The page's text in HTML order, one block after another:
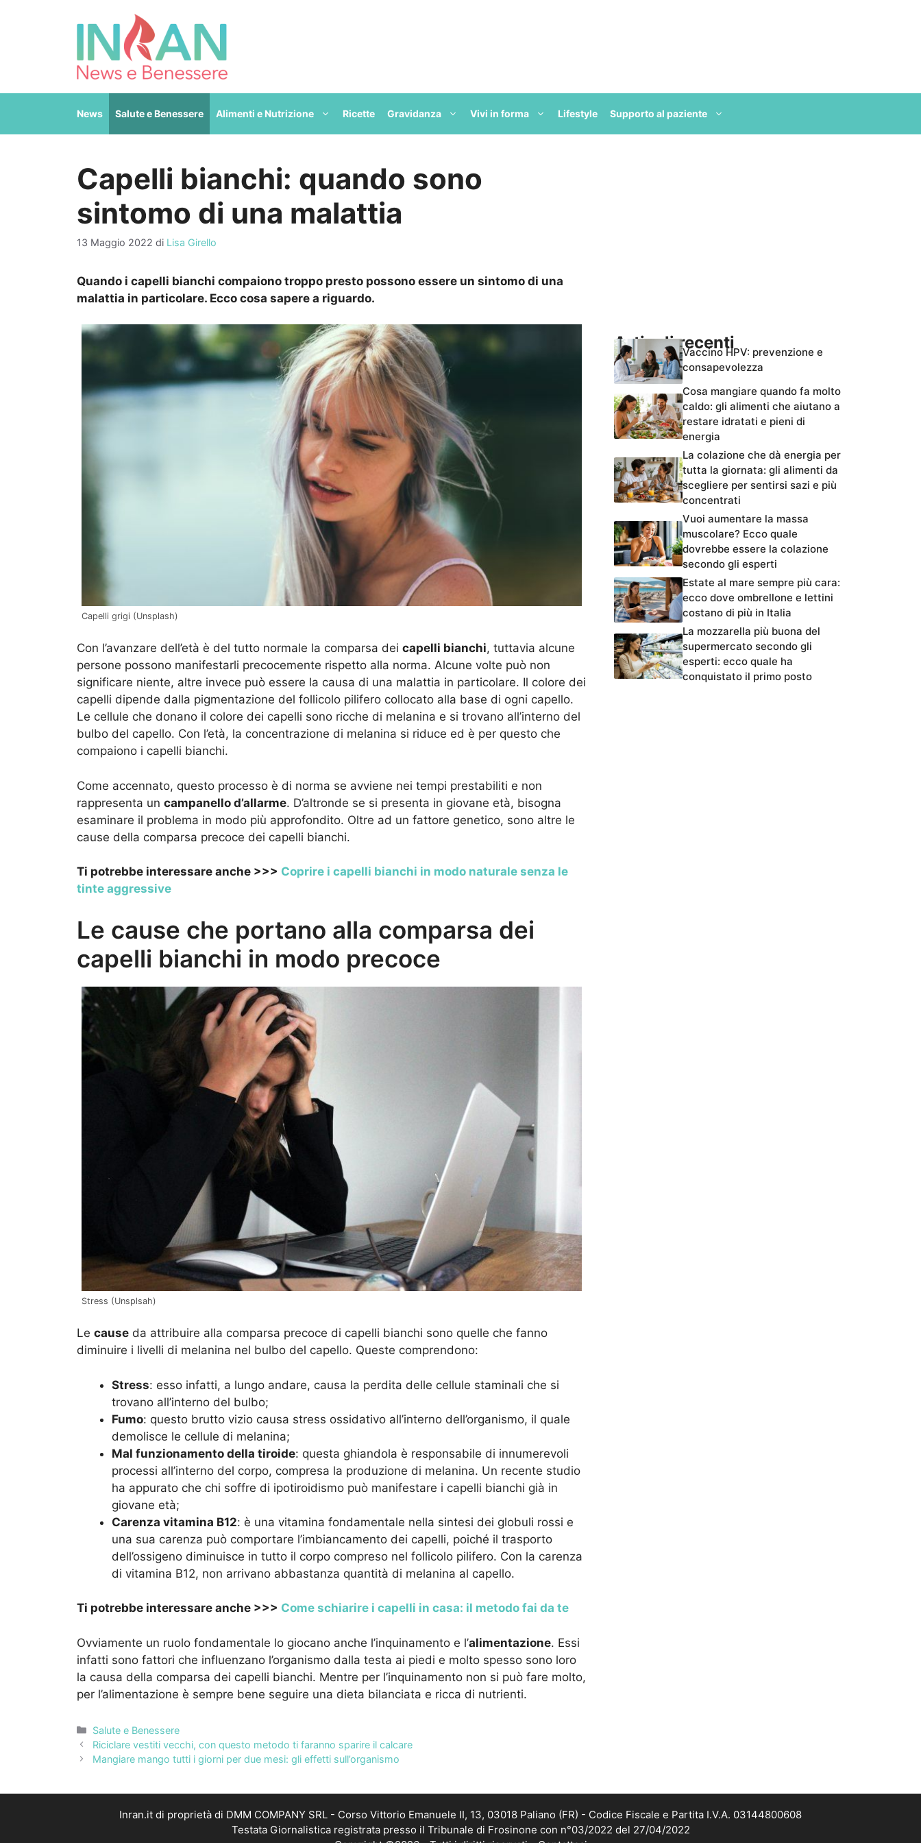
News Salute e Benessere Alimenti e Nutrizione Ricette Gravidanza Vivi in forma Lifestyle Supporto al paziente
Capelli bianchi: quando sono
sintomo di una malattia
13 Maggio 2022 di Lisa Girello
Quando i capelli bianchi compaiono troppo presto possono essere un sintomo di una
malattia in particolare. Ecco cosa sapere a riguardo.
Capelli grigi (Unsplash)
Con l’avanzare dell’età è del tutto normale la comparsa dei capelli bianchi, tuttavia alcune
persone possono manifestarli precocemente rispetto alla norma. Alcune volte può non
significare niente, altre invece può essere la causa di una malattia in particolare. Il colore dei
capelli dipende dalla pigmentazione del follicolo pilifero collocato alla base di ogni capello.
Le cellule che donano il colore dei capelli sono ricche di melanina e si trovano all’interno del
bulbo del capello. Con l’età, la concentrazione di melanina si riduce ed è per questo che
compaiono i capelli bianchi.
Come accennato, questo processo è di norma se avviene nei tempi prestabiliti e non
rappresenta un campanello d’allarme. D’altronde se si presenta in giovane età, bisogna
esaminare il problema in modo più approfondito. Oltre ad un fattore genetico, sono altre le
cause della comparsa precoce dei capelli bianchi.
Ti potrebbe interessare anche >>> Coprire i capelli bianchi in modo naturale senza le
tinte aggressive
Le cause che portano alla comparsa dei
capelli bianchi in modo precoce
Stress (Unsplsah)
Le cause da attribuire alla comparsa precoce di capelli bianchi sono quelle che fanno
diminuire i livelli di melanina nel bulbo del capello. Queste comprendono:
Stress: esso infatti, a lungo andare, causa la perdita delle cellule staminali che si
trovano all’interno del bulbo;
Fumo: questo brutto vizio causa stress ossidativo all’interno dell’organismo, il quale
demolisce le cellule di melanina;
Mal funzionamento della tiroide: questa ghiandola è responsabile di innumerevoli
processi all’interno del corpo, compresa la produzione di melanina. Un recente studio
ha appurato che chi soffre di ipotiroidismo può manifestare i capelli bianchi già in
giovane età;
Carenza vitamina B12: è una vitamina fondamentale nella sintesi dei globuli rossi e
una sua carenza può comportare l’imbiancamento dei capelli, poiché il trasporto
dell’ossigeno diminuisce in tutto il corpo compreso nel follicolo pilifero. Con la carenza
di vitamina B12, non arrivano abbastanza quantità di melanina al capello.
Ti potrebbe interessare anche >>> Come schiarire i capelli in casa: il metodo fai da te
Ovviamente un ruolo fondamentale lo giocano anche l’inquinamento e l’alimentazione. Essi
infatti sono fattori che influenzano l’organismo dalla testa ai piedi e molto spesso sono loro
la causa della comparsa dei capelli bianchi. Mentre per l’inquinamento non si può fare molto,
per l’alimentazione è sempre bene seguire una dieta bilanciata e ricca di nutrienti.
Categorie
Salute e Benessere
Riciclare vestiti vecchi, con questo metodo ti faranno sparire il calcare
Mangiare mango tutti i giorni per due mesi: gli effetti sull’organismo
Articoli recentiVaccino HPV: prevenzione e
consapevolezza
Cosa mangiare quando fa molto
caldo: gli alimenti che aiutano a
restare idratati e pieni di
energia
La colazione che dà energia per
tutta la giornata: gli alimenti da
scegliere per sentirsi sazi e più
concentrati
Vuoi aumentare la massa
muscolare? Ecco quale
dovrebbe essere la colazione
secondo gli esperti
Estate al mare sempre più cara:
ecco dove ombrellone e lettini
costano di più in Italia
La mozzarella più buona del
supermercato secondo gli
esperti: ecco quale ha
conquistato il primo posto
Inran.it di proprietà di DMM COMPANY SRL - Corso Vittorio Emanuele II, 13, 03018 Paliano (FR) - Codice Fiscale e Partita I.V.A. 03144800608
Testata Giornalistica registrata presso il Tribunale di Frosinone con n°03/2022 del 27/04/2022